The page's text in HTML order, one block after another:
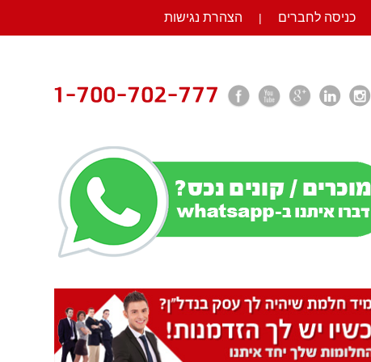
כניסה לחברים | הצהרת נגישות